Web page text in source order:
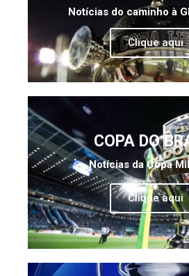
Notícias do caminho à
Clique aqui
COPA DO
Notícias da Copa
Clique aqui